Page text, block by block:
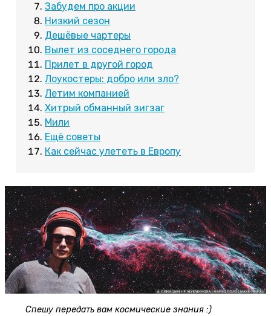
Забудем про акции
Низкий сезон
Дешёвые чартеры
Вылет из соседнего города
Прилет в другой город
Лоукостеры: добро или зло?
Летим компанией
Хитрый обманный зигзаг
Мили
Ещё советы
Как сейчас улететь в Европу
Спешу передать вам космические знания :)